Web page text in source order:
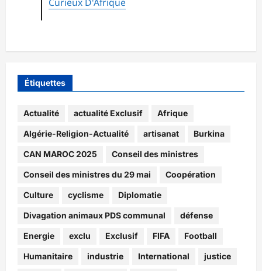
Curieux D'Afrique
Étiquettes
Actualité actualité Exclusif Afrique
Algérie-Religion-Actualité artisanat Burkina
CAN MAROC 2025 Conseil des ministres
Conseil des ministres du 29 mai Coopération
Culture cyclisme Diplomatie
Divagation animaux PDS communal défense
Energie exclu Exclusif FIFA Football
Humanitaire industrie International justice